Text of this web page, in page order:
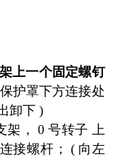
上一个固定螺钉
护罩下方连接处
卸下)
架， 0 号转子 上
接螺杆； ( 向左